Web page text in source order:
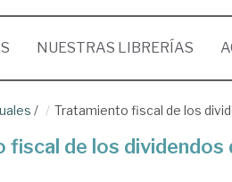
NUESTRAS LIBRERÍAS
/ Tratamiento fiscal de los
fiscal de los dividendos